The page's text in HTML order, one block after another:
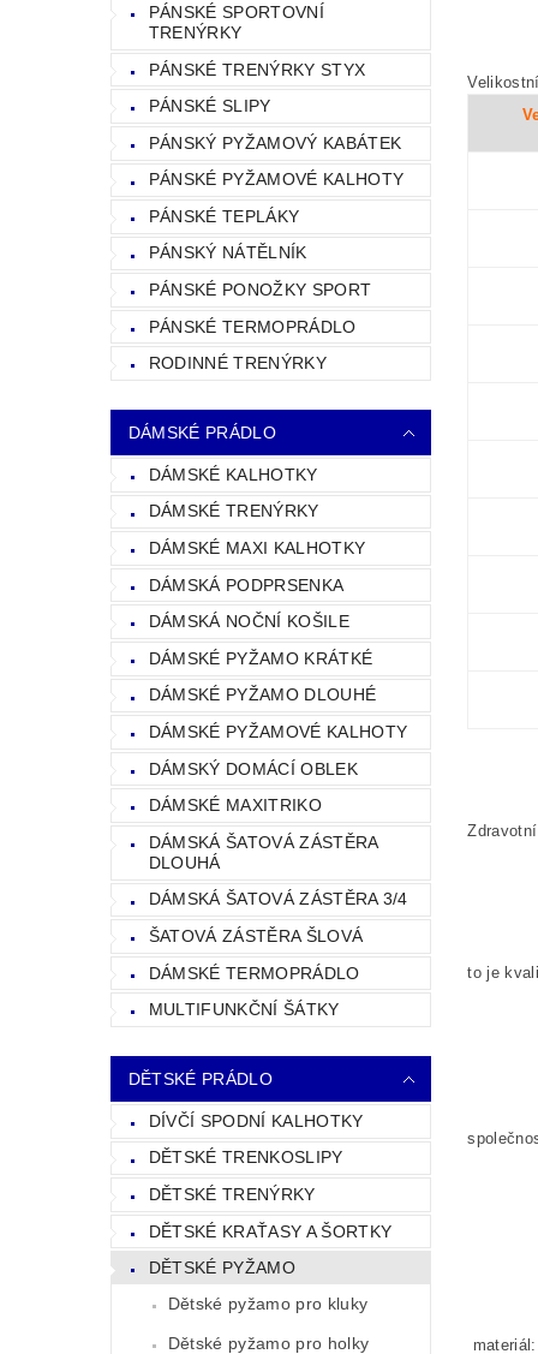
PÁNSKÉ SPORTOVNÍ
TRENÝRKY
PÁNSKÉ TRENÝRKY STYX
PÁNSKÉ SLIPY
PÁNSKÝ PYŽAMOVÝ KABÁTEK
PÁNSKÉ PYŽAMOVÉ KALHOTY
PÁNSKÉ TEPLÁKY
PÁNSKÝ NÁTĚLNÍK
PÁNSKÉ PONOŽKY SPORT
PÁNSKÉ TERMOPRÁDLO
RODINNÉ TRENÝRKY
DÁMSKÉ PRÁDLO
DÁMSKÉ KALHOTKY
DÁMSKÉ TRENÝRKY
DÁMSKÉ MAXI KALHOTKY
DÁMSKÁ PODPRSENKA
DÁMSKÁ NOČNÍ KOŠILE
DÁMSKÉ PYŽAMO KRÁTKÉ
DÁMSKÉ PYŽAMO DLOUHÉ
DÁMSKÉ PYŽAMOVÉ KALHOTY
DÁMSKÝ DOMÁCÍ OBLEK
DÁMSKÉ MAXITRIKO
DÁMSKÁ ŠATOVÁ ZÁSTĚRA
DLOUHÁ
DÁMSKÁ ŠATOVÁ ZÁSTĚRA 3/4
ŠATOVÁ ZÁSTĚRA ŠLOVÁ
DÁMSKÉ TERMOPRÁDLO
MULTIFUNKČNÍ ŠÁTKY
DĚTSKÉ PRÁDLO
DÍVČÍ SPODNÍ KALHOTKY
DĚTSKÉ TRENKOSLIPY
DĚTSKÉ TRENÝRKY
DĚTSKÉ KRAŤASY A ŠORTKY
DĚTSKÉ PYŽAMO
Dětské pyžamo pro kluky
Dětské pyžamo pro holky
to je